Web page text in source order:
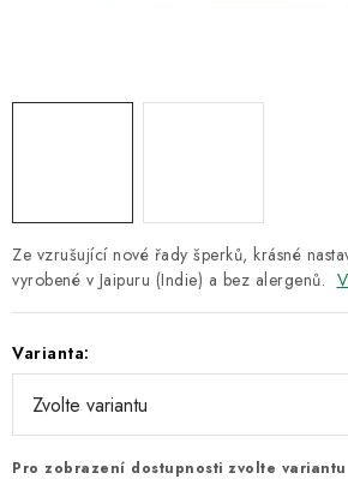
Ze vzrušující nové řady šperků, krásné
vyrobené v Jaipuru (Indie) a bez alergenů.
Varianta:
Pro zobrazení dostupnosti zvolte variantu